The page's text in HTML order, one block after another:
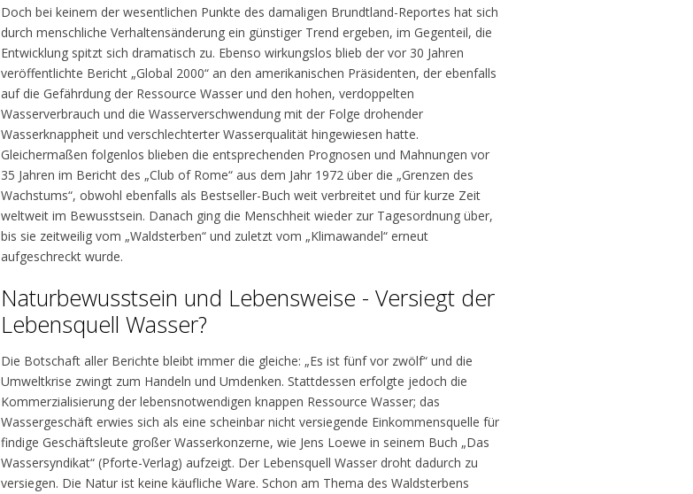
Doch bei keinem der wesentlichen Punkte des damaligen Brundtland-Reportes hat sich
durch menschliche Verhaltensänderung ein günstiger Trend ergeben, im Gegenteil, die
Entwicklung spitzt sich dramatisch zu. Ebenso wirkungslos blieb der vor 30 Jahren
veröffentlichte Bericht „Global 2000“ an den amerikanischen Präsidenten, der ebenfalls
auf die Gefährdung der Ressource Wasser und den hohen, verdoppelten
Wasserverbrauch und die Wasserverschwendung mit der Folge drohender
Wasserknappheit und verschlechterter Wasserqualität hingewiesen hatte.
Gleichermaßen folgenlos blieben die entsprechenden Prognosen und Mahnungen vor
35 Jahren im Bericht des „Club of Rome“ aus dem Jahr 1972 über die „Grenzen des
Wachstums“, obwohl ebenfalls als Bestseller-Buch weit verbreitet und für kurze Zeit
weltweit im Bewusstsein. Danach ging die Menschheit wieder zur Tagesordnung über,
bis sie zeitweilig vom „Waldsterben“ und zuletzt vom „Klimawandel“ erneut
aufgeschreckt wurde.
Naturbewusstsein und Lebensweise - Versiegt der
Lebensquell Wasser?
Die Botschaft aller Berichte bleibt immer die gleiche: „Es ist fünf vor zwölf“ und die
Umweltkrise zwingt zum Handeln und Umdenken. Stattdessen erfolgte jedoch die
Kommerzialisierung der lebensnotwendigen knappen Ressource Wasser; das
Wassergeschäft erwies sich als eine scheinbar nicht versiegende Einkommensquelle für
findige Geschäftsleute großer Wasserkonzerne, wie Jens Loewe in seinem Buch „Das
Wassersyndikat“ (Pforte-Verlag) aufzeigt. Der Lebensquell Wasser droht dadurch zu
versiegen. Die Natur ist keine käufliche Ware. Schon am Thema des Waldsterbens